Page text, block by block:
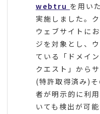
webtru を用い
実施しました。
ウェブサイトに
ジを対象とし、
ている「ドメイ
クエスト」から
(特許取得済み)
者が明示的に利
いても検出が可能